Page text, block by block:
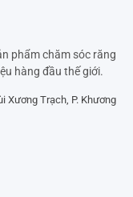
phẩm chăm sóc răng
hàng đầu thế giới.
Xương Trạch, P. Khương